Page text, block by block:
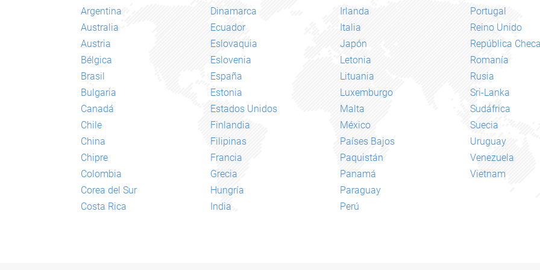
Argentina
Australia
Austria
Bélgica
Brasil
Bulgaria
Canadá
Chile
China
Chipre
Colombia
Corea del Sur
Costa Rica
Dinamarca
Ecuador
Eslovaquia
Eslovenia
España
Estonia
Estados Unidos
Finlandia
Filipinas
Francia
Grecia
Hungría
India
Irlanda
Italia
Japón
Letonia
Lituania
Luxemburgo
Malta
México
Países Bajos
Paquistán
Panamá
Paraguay
Perú
Portugal
Reino Unido
República
Romanía
Rusia
Sri-Lanka
Sudáfrica
Suecia
Uruguay
Venezuela
Vietnam